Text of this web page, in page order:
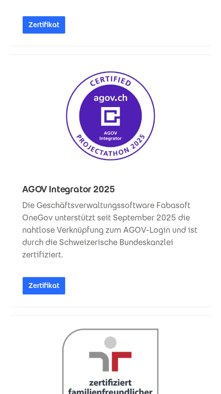
Zertifikat
AGOV Integrator 2025
Die Geschäftsverwaltungssoftware Fabasoft
OneGov unterstützt seit September 2025 die
nahtlose Verknüpfung zum AGOV-Login und ist
durch die Schweizerische Bundeskanzlei
zertifiziert.
Zertifikat